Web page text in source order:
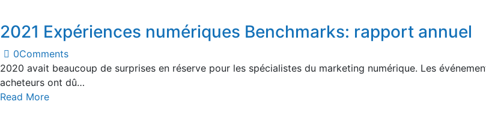
2021 Expériences numériques Benchmarks: rapport annuel
0Comments
2020 avait beaucoup de surprises en réserve pour les spécialistes du marketing numérique. Les
acheteurs ont dû…
Read More